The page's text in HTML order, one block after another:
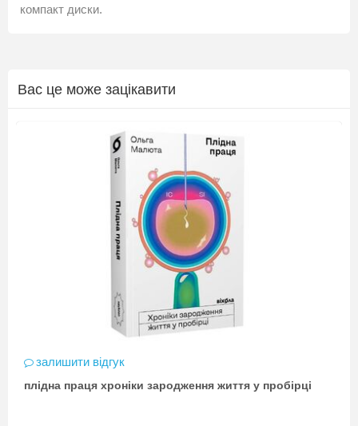
компакт диски.
Вас це може зацікавити
залишити відгук
плідна праця хроніки зародження життя у пробірці